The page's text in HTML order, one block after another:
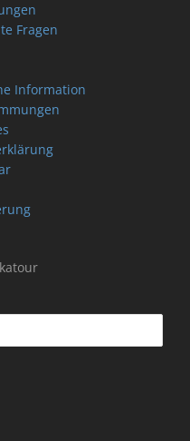
Fragen
Information